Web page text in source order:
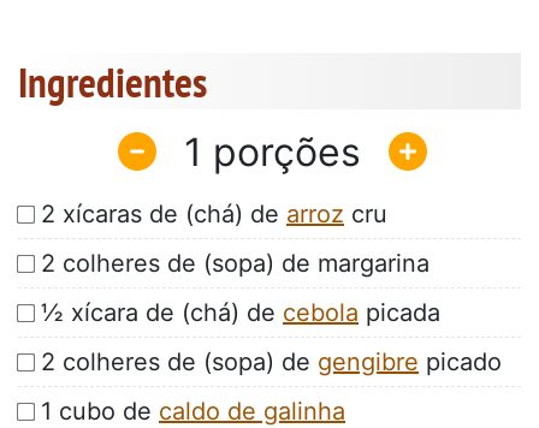
Ingredientes
1
2 xícaras de (chá) de arroz cru
2 colheres de (sopa) de margarina
½ xícara de (chá) de cebola picada
2 colheres de (sopa) de gengibre picado
1 cubo de caldo de galinha